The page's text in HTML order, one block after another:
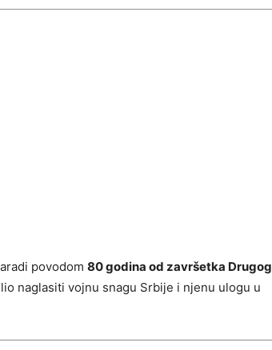
povodom 80 godina od završetka Drugog
naglasiti vojnu snagu Srbije i njenu ulogu u